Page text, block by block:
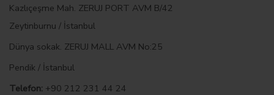
Kazlıçeşme Mah. ZERUJ PORT AVM B/42
Zeytinburnu / İstanbul
Dünya sokak. ZERUJ MALL AVM No:25
Pendik / İstanbul
Telefon: +90 212 231 44 24